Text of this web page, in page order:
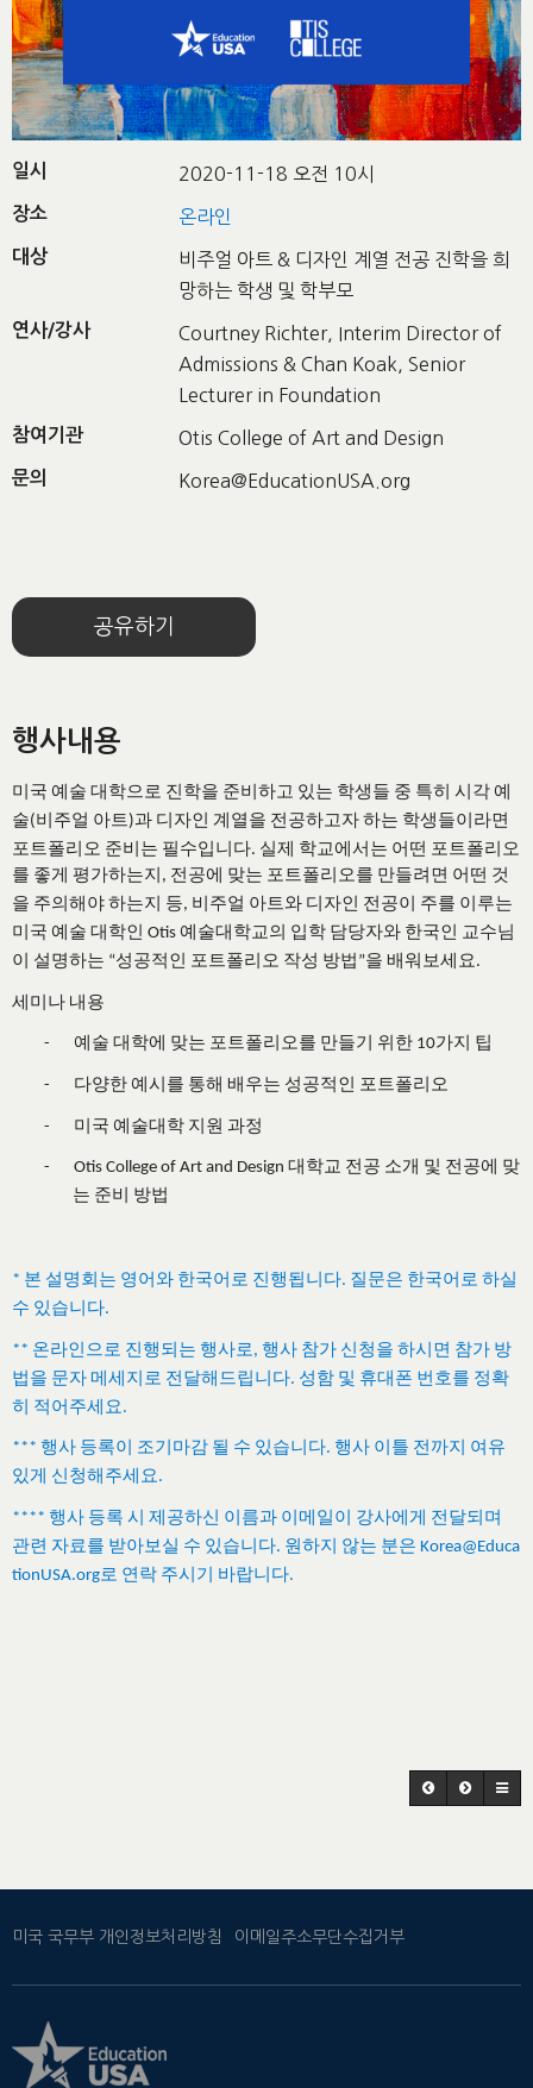
일시 2020-11-18 오전 10시
장소 온라인
대상
비주얼 아트 & 디자인 계열 전공 진학을 희
망하는 학생 및 학부모
연사/강사
Courtney Richter, Interim Director of
Admissions & Chan Koak, Senior
Lecturer in Foundation
참여기관 Otis College of Art and Design
문의 Korea@EducationUSA.org
공유하기
행사내용
미국 예술 대학으로 진학을 준비하고 있는 학생들 중 특히 시각예
술(비주얼 아트 )과 디자인 계열을 전공하고자하는 학생들이라면
포트폴리오 준비는 필수입니다. 실제 학교에서는 어떤 포트폴리오
를 좋게 평가하는지, 전공에 맞는 포트폴리오를 만들려면 어떤 것
을 주의해야 하는지 등, 비주얼 아트와 디자인 전공이 주를 이루는
미국 예술 대학인 Otis 예술대학교의 입학 담당자와 한국인
교수님
이
설명하는 “성공적인 포트폴리오 작성 방법 ”을 배워보세요 .
세미나 내용
- 예술 대학에 맞는 포트폴리오를 만들기 위한 10가지 팁
- 다양한 예시를 통해 배우는 성공적인 포트폴리오
- 미국 예술대학 지원 과정
- Otis College of Art and Design 대학교 전공 소개 및 전공에 맞
는 준비 방법
* 본 설명회는 영어와 한국어로 진행됩니다. 질문은 한국어로 하실
수 있습니다.
** 온라인으로 진행되는 행사로 , 행사 참가 신청을 하시면 참가 방
법을 문자메세지로 전달해드립니다. 성함 및 휴대폰 번호를 정확
히 적어주세요 .
*** 행사 등록이 조기마감 될 수 있습니다. 행사 이틀 전까지 여유
있게 신청해주세요.
**** 행사 등록 시 제공하신 이름과 이메일이 강사에게 전달되며
관련 자료를 받아보실 수 있습니다. 원하지 않는 분은 Korea@Educa
tionUSA.org로 연락 주시기 바랍니다.
미국 국무부 개인정보처리방침 이메일주소무단수집거부